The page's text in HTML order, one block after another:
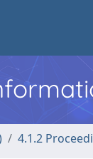
4.1.2